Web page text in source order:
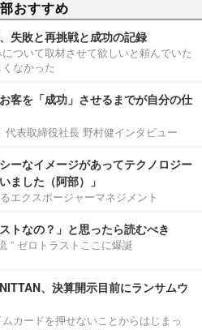
おすすめ
失敗と再挑戦と成功の記録
ついて取材させて欲しいと頼んでいた
なかった
客を「成功」させるまでが自分の仕
代表取締役社長 野村健インタビュー
ーなイメージがあってテクノロジー
ました（阿部）」
エクスポージャーマネジメント
トなの？」と思ったら読むべき
” ゼロトラストここに爆誕
、決算開示目前にランサムウ
カードを押せないことからはじまっ